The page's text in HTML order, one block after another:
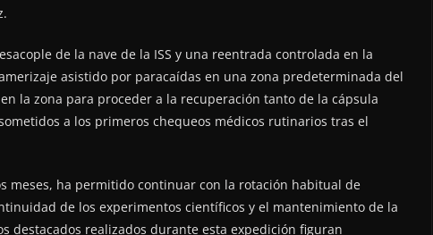
de la nave de la ISS y una reentrada controlada en la
asistido por paracaídas en una zona predeterminada del
la zona para proceder a la recuperación tanto de la cápsula
a los primeros chequeos médicos rutinarios tras el
meses, ha permitido continuar con la rotación habitual de
de los experimentos científicos y el mantenimiento de la
destacados realizados durante esta expedición figuran